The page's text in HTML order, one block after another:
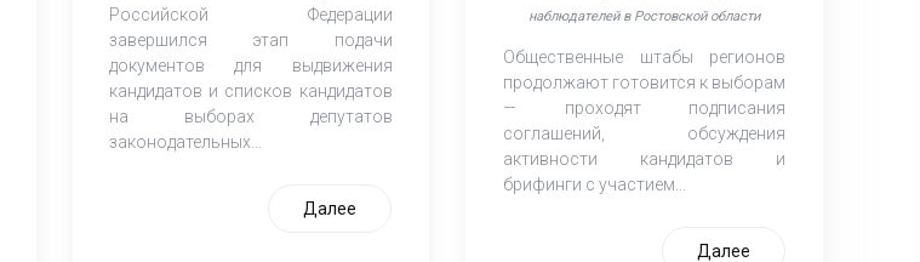
Российской Федерации
завершился этап подачи
документов для выдвижения
кандидатов и списков кандидатов
на выборах депутатов
законодательных...
Далее
наблюдателей в Ростовской области
Общественные штабы регионов
продолжают готовится к выборам
— проходят подписания
соглашений, обсуждения
активности кандидатов и
брифинги с участием...
Далее